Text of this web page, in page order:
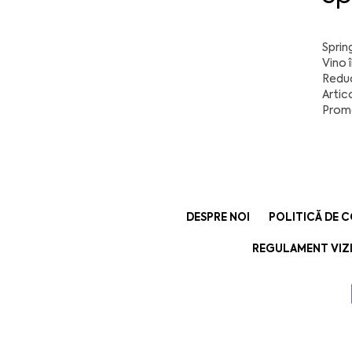
Vino
DESPRE NOI POLITICĂ DE
REGULAMENT